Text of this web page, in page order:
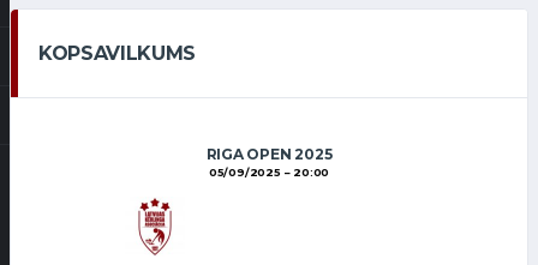
KOPSAVILKUMS
RIGA OPEN 2025
05/09/2025 20:00